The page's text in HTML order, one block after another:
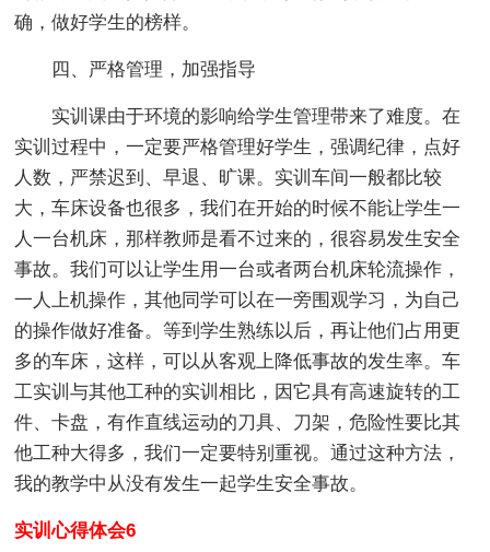
确，做好学生的榜样。
四、严格管理，加强指导
实训课由于环境的影响给学生管理带来了难度。在
实训过程中，一定要严格管理好学生，强调纪律，点好
人数，严禁迟到、早退、旷课。实训车间一般都比较
大，车床设备也很多，我们在开始的时候不能让学生一
人一台机床，那样教师是看不过来的，很容易发生安全
事故。我们可以让学生用一台或者两台机床轮流操作，
一人上机操作，其他同学可以在一旁围观学习，为自己
的操作做好准备。等到学生熟练以后，再让他们占用更
多的车床，这样，可以从客观上降低事故的发生率。车
工实训与其他工种的实训相比，因它具有高速旋转的工
件、卡盘，有作直线运动的刀具、刀架，危险性要比其
他工种大得多，我们一定要特别重视。通过这种方法，
我的教学中从没有发生一起学生安全事故。
实训心得体会6